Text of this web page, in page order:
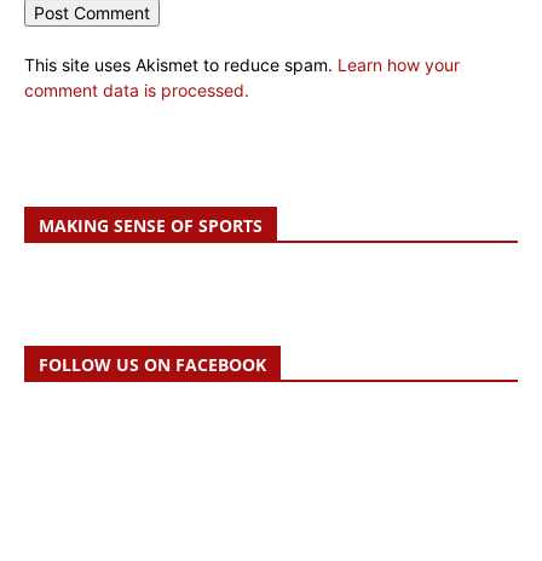
This site uses Akismet to reduce spam. Learn how your
comment data is processed.
MAKING SENSE OF SPORTS
FOLLOW US ON FACEBOOK